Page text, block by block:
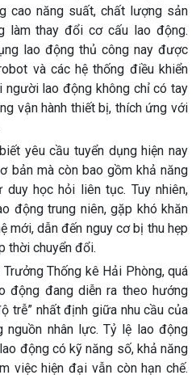
cao năng suất, chất lượng sản
làm thay đổi cơ cấu lao động.
lao động thủ công nay được
và các hệ thống điều khiển
người lao động không chỉ có tay
vận hành thiết bị, thích ứng với
yêu cầu tuyển dụng hiện nay
bản mà còn bao gồm khả năng
học hỏi liên tục. Tuy nhiên,
động trung niên, gặp khó khăn
mới, dẫn đến nguy cơ bị thu hẹp
thời chuyển đổi.
Thống kê Hải Phòng, quá
động đang diễn ra theo hướng
trễ” nhất định giữa nhu cầu của
nguồn nhân lực. Tỷ lệ lao động
động có kỹ năng số, khả năng
việc hiện đại vẫn còn hạn chế.